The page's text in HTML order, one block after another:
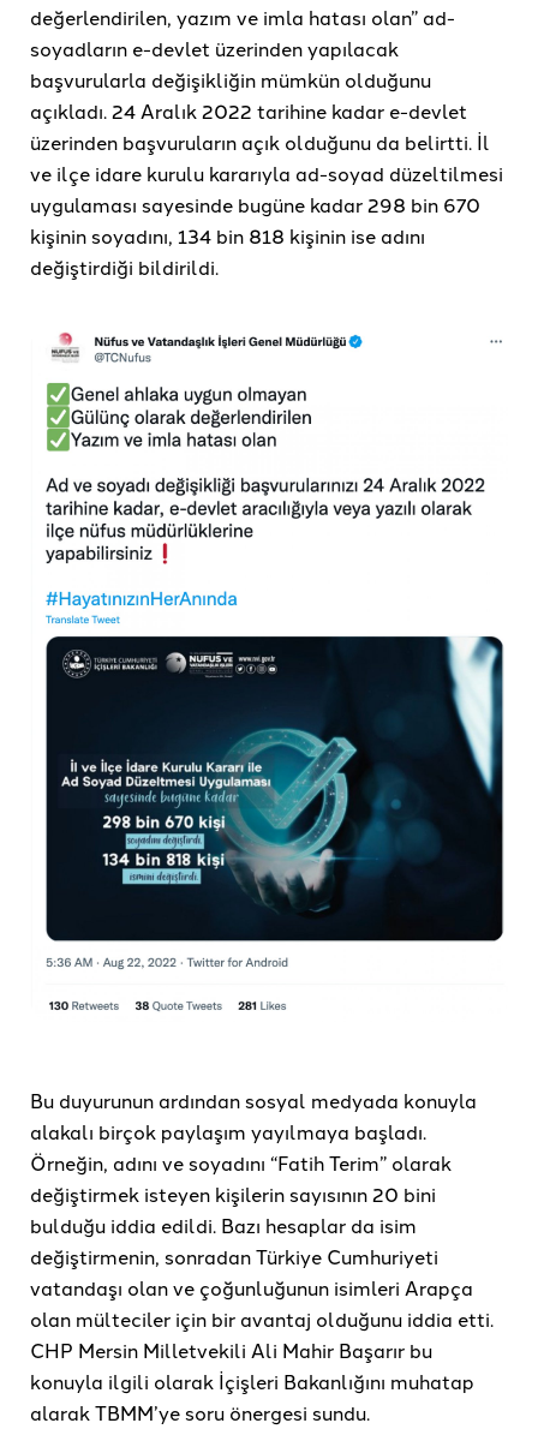
değerlendirilen, yazım ve imla hatası olan” ad-
soyadların e-devlet üzerinden yapılacak
başvurularla değişikliğin mümkün olduğunu
açıkladı. 24 Aralık 2022 tarihine kadar e-devlet
üzerinden başvuruların açık olduğunu da belirtti. İl
ve ilçe idare kurulu kararıyla ad-soyad düzeltilmesi
uygulaması sayesinde bugüne kadar 298 bin 670
kişinin soyadını, 134 bin 818 kişinin ise adını
değiştirdiği bildirildi.
Bu duyurunun ardından sosyal medyada konuyla
alakalı birçok paylaşım yayılmaya başladı.
Örneğin, adını ve soyadını “Fatih Terim” olarak
değiştirmek isteyen kişilerin sayısının 20 bini
bulduğu iddia edildi. Bazı hesaplar da isim
değiştirmenin, sonradan Türkiye Cumhuriyeti
vatandaşı olan ve çoğunluğunun isimleri Arapça
olan mülteciler için bir avantaj olduğunu iddia etti.
CHP Mersin Milletvekili Ali Mahir Başarır bu
konuyla ilgili olarak İçişleri Bakanlığını muhatap
alarak TBMM’ye soru önergesi sundu.